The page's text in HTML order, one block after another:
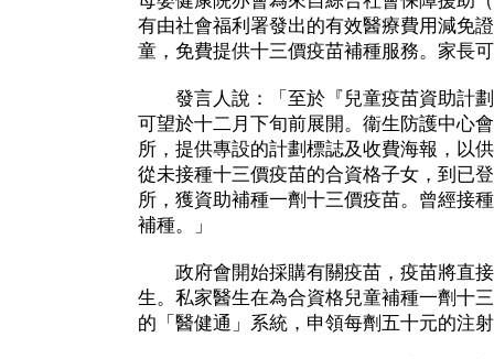
有由社會福利署發出的有效醫療費用減免
童，免費提供十三價疫苗補種服務。家長
發言人說：「至於『兒童疫苗資助計劃
可望於十二月下旬前展開。衞生防護中心
所，提供專設的計劃標誌及收費海報，以
從未接種十三價疫苗的合資格子女，到已
所，獲資助補種一劑十三價疫苗。曾經接
補種。」
政府會開始採購有關疫苗，疫苗將直接
生。私家醫生在為合資格兒童補種一劑十
的「醫健通」系統，申領每劑五十元的注